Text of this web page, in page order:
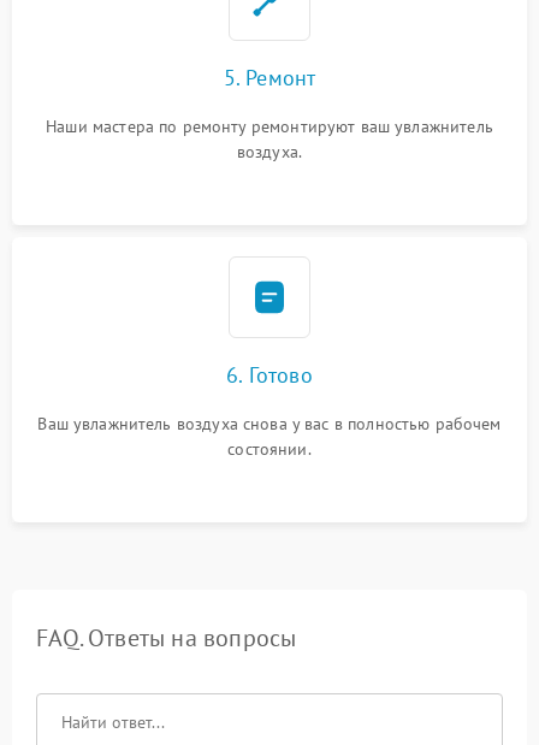
5. Ремонт
Наши мастера по ремонту ремонтируют ваш увлажнитель
воздуха.
6. Готово
Ваш увлажнитель воздуха снова у вас в полностью рабочем
состоянии.
FAQ. Ответы на вопросы